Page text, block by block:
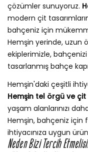
çözümler sunuyoruz.
modern çit
bahçeniz için
Hemşin yerinde, uzun
ekiplerimizle,
tasarlanmış bahçe
Hemşin'daki çeşitli
Hemşin tel örgü ve
yaşam alanlarınızı
Hemşin, bahçeniz için
ihtiyacınıza uygun
Neden Bizi Tercih